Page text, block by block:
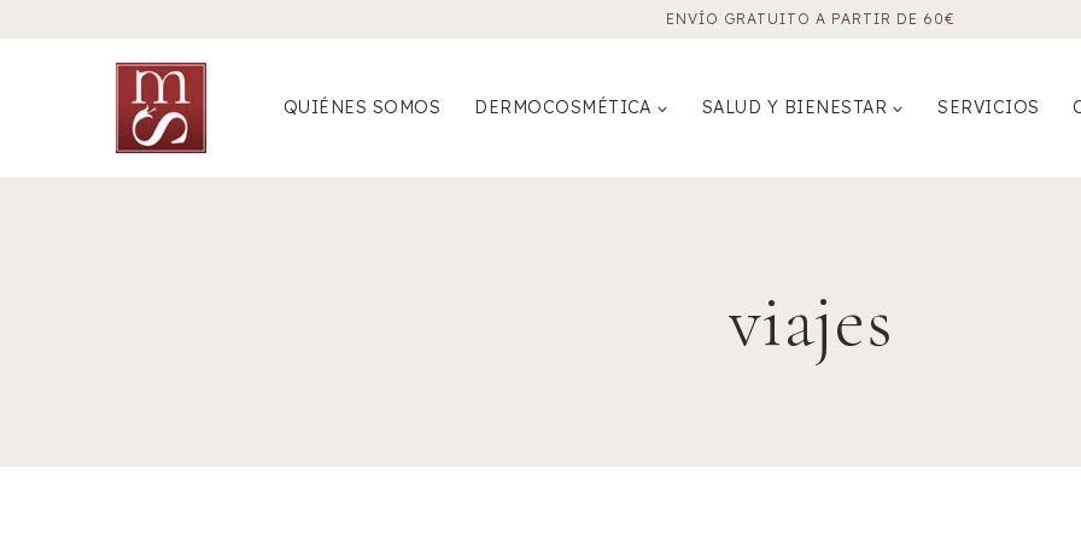
ENVÍO GRATUITO A PARTIR DE 60€
QUIÉNES SOMOS DERMOCOSMÉTICA SALUD Y BIENESTAR SERVICIOS
viajes